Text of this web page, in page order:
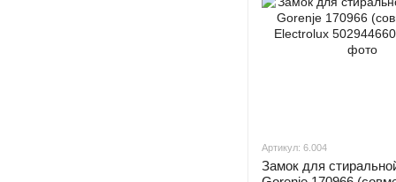
Артикул: 6.004
Замок для